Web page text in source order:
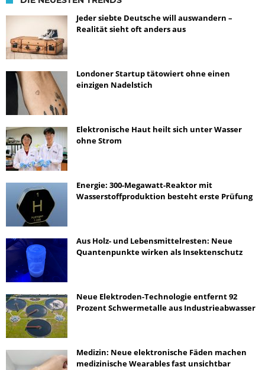
Jeder siebte Deutsche will auswandern –
Realität sieht oft anders aus
Londoner Startup tätowiert ohne einen
einzigen Nadelstich
Elektronische Haut heilt sich unter Wasser
ohne Strom
Energie: 300-Megawatt-Reaktor mit
Wasserstoffproduktion besteht erste Prüfung
Aus Holz- und Lebensmittelresten: Neue
Quantenpunkte wirken als Insektenschutz
Neue Elektroden-Technologie entfernt 92
Prozent Schwermetalle aus Industrieabwasser
Medizin: Neue elektronische Fäden machen
medizinische Wearables fast unsichtbar